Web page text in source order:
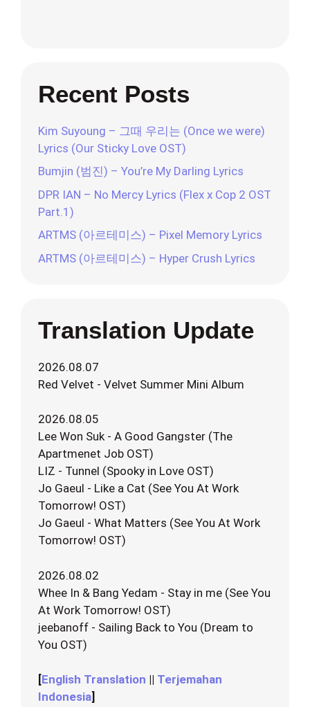
Recent Posts
Kim Suyoung – 그때 우리는 (Once we were)
Lyrics (Our Sticky Love OST)
Bumjin (범진) – You’re My Darling Lyrics
DPR IAN – No Mercy Lyrics (Flex x Cop 2 OST
Part.1)
ARTMS (아르테미스) – Pixel Memory Lyrics
ARTMS (아르테미스) – Hyper Crush Lyrics
Translation Update
2026.08.07
Red Velvet - Velvet Summer Mini Album
2026.08.05
Lee Won Suk - A Good Gangster (The
Apartmenet Job OST)
LIZ - Tunnel (Spooky in Love OST)
Jo Gaeul - Like a Cat (See You At Work
Tomorrow! OST)
Jo Gaeul - What Matters (See You At Work
Tomorrow! OST)
2026.08.02
Whee In & Bang Yedam - Stay in me (See You
At Work Tomorrow! OST)
jeebanoff - Sailing Back to You (Dream to
You OST)
[English Translation || Terjemahan
Indonesia]